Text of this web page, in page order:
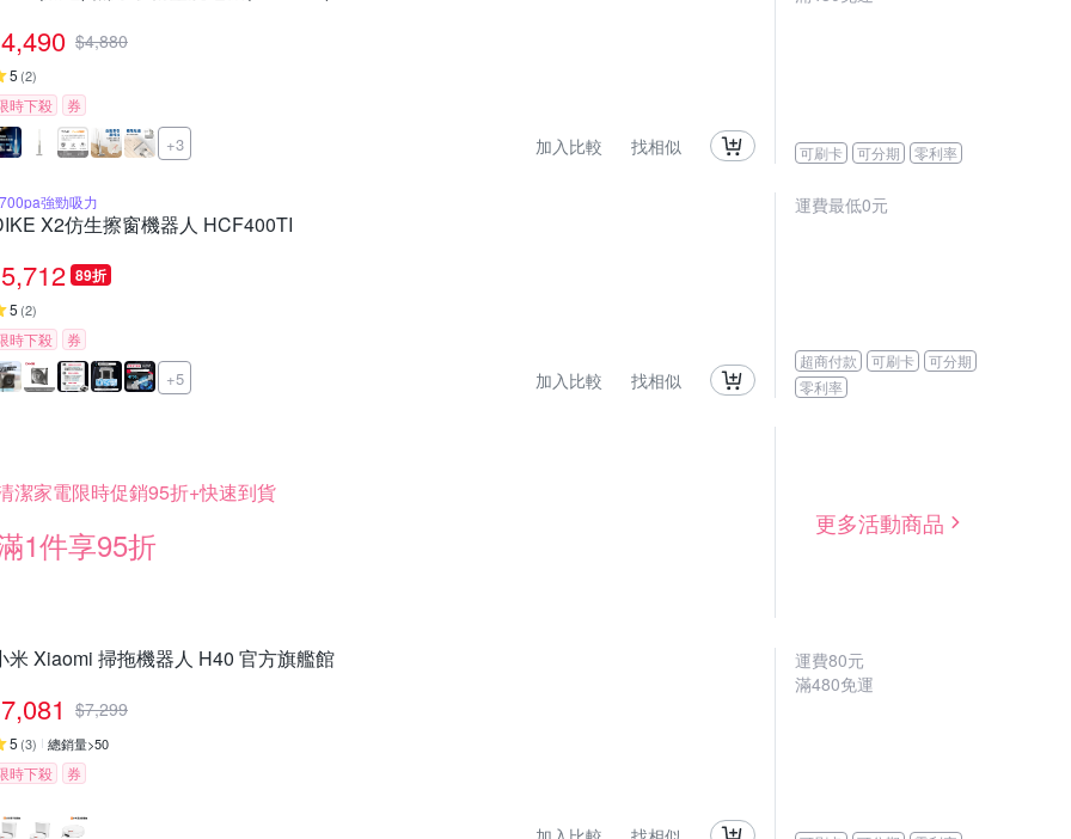
4,490 $4,880
5 (2)
時下殺 券
+3 加入比較 找相似 可刷卡 可分期 零利率
強勁吸力
X2仿生擦窗機器人 HCF400TI
5,712 89折
5 (2)
時下殺 券
+5 加入比較 找相似
運費最低0元
超商付款 可刷卡
可分期
零利率
潔家電限時促銷95折+快速到貨
1件享95折
更多活動商品
米 Xiaomi 掃拖機器人 H40 官方旗艦館
7,081 $7,299
5 (3) 總銷量>50
時下殺 券
運費80元
滿480免運